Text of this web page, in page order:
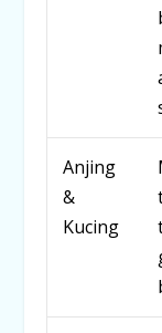
Anjing
&
Kucing